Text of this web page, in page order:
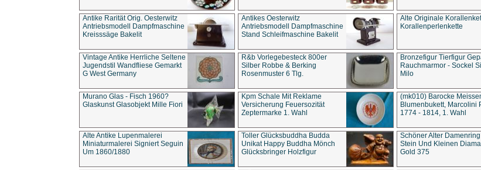
Antike Rarität Orig. Oesterwitz
Antriebsmodell Dampfmaschine
Kreisssäge Bakelit
Antikes Oesterwitz
Antriebsmodell Dampfmaschine
Stand Schleifmaschine Bakelit
Alte Originale
Korallenperlenkette
Vintage Antike Herrliche Seltene
Jugendstil Wandfliese Gemarkt
G West Germany
R&b Vorlegebesteck 800er
Silber Robbe & Berking
Rosenmuster 6 Tlg.
Bronzefigur Tierfigur
Rauchmarmor - Sockel
Milo
Murano Glas - Fisch 1960?
Glaskunst Glasobjekt Mille Fiori
Kpm Schale Mit Reklame
Versicherung Feuersozität
Zeptermarke 1. Wahl
(mk010) Barocke
Blumenbukett, Marcolini
1774 - 1814, 1. Wahl
Alte Antike Lupenmalerei
Miniaturmalerei Signiert Seguin
Um 1860/1880
Toller Glücksbuddha Budda
Unikat Happy Buddha Mönch
Glücksbringer Holzfigur
Schöner Alter
Stein Und Kleinen
Gold 375